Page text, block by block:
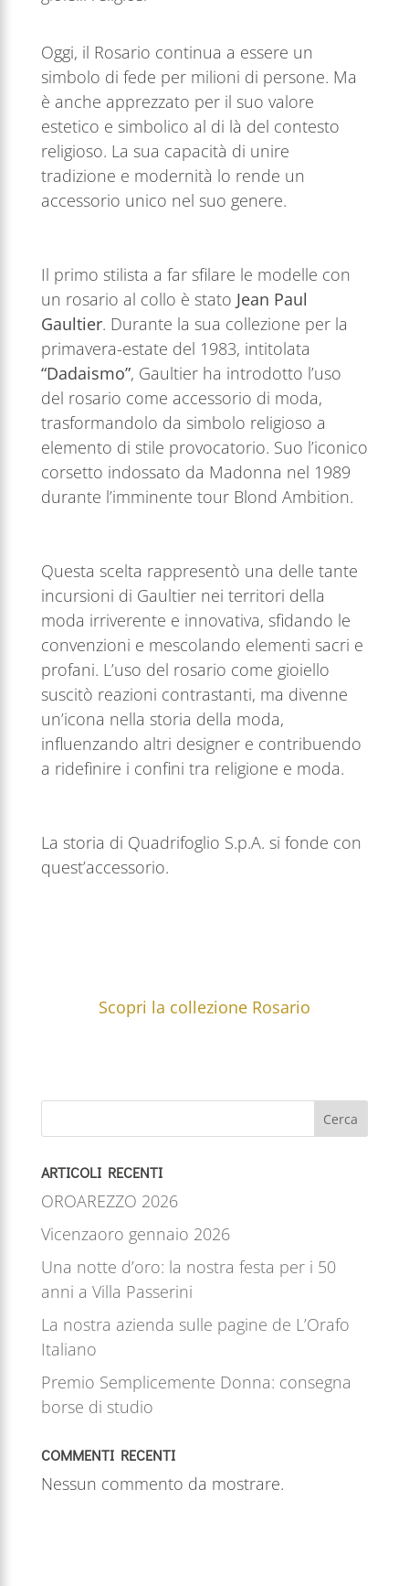
Oggi, il Rosario continua a essere un
simbolo di fede per milioni di persone. Ma
è anche apprezzato per il suo valore
estetico e simbolico al di là del contesto
religioso. La sua capacità di unire
tradizione e modernità lo rende un
accessorio unico nel suo genere.
Il primo stilista a far sfilare le modelle con
un rosario al collo è stato Jean Paul
Gaultier. Durante la sua collezione per la
primavera-estate del 1983, intitolata
“Dadaismo”, Gaultier ha introdotto l’uso
del rosario come accessorio di moda,
trasformandolo da simbolo religioso a
elemento di stile provocatorio. Suo l’iconico
corsetto indossato da Madonna nel 1989
durante l’imminente tour Blond Ambition.
Questa scelta rappresentò una delle tante
incursioni di Gaultier nei territori della
moda irriverente e innovativa, sfidando le
convenzioni e mescolando elementi sacri e
profani. L’uso del rosario come gioiello
suscitò reazioni contrastanti, ma divenne
un’icona nella storia della moda,
influenzando altri designer e contribuendo
a ridefinire i confini tra religione e moda.
La storia di Quadrifoglio S.p.A. si fonde con
quest’accessorio.
Scopri la collezione Rosario
Cerca
ARTICOLI RECENTI
OROAREZZO 2026
Vicenzaoro gennaio 2026
Una notte d’oro: la nostra festa per i 50
anni a Villa Passerini
La nostra azienda sulle pagine de L’Orafo
Italiano
Premio Semplicemente Donna: consegna
borse di studio
COMMENTI RECENTI
Nessun commento da mostrare.